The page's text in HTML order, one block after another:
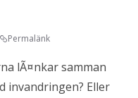
Permalänk
lÃ¤nkar samman
invandringen? Eller